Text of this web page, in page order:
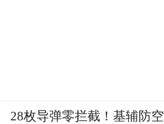
28枚导弹零拦截！基辅防空